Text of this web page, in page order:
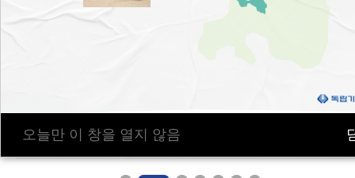
오늘만 이 창을 열지 않음